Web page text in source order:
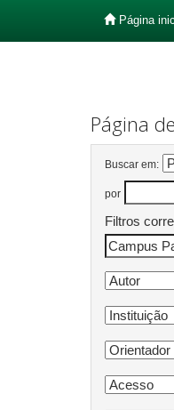
Página
Página
Buscar em:
por
Filtros